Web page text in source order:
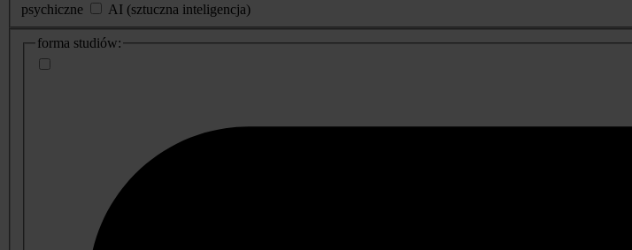
psychiczne
AI (sztuczna inteligencja)
dodatkowe
informacje
forma studiów: